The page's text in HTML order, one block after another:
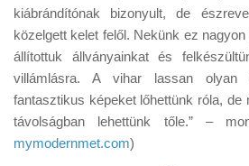
kiábrándítónak bizonyult, de
közelgett kelet felől. Nekünk ez
állítottuk állványainkat és
villámlásra. A vihar lassan olyan
fantasztikus képeket lőhettünk róla, de
távolságban lehettünk tőle.” –
mymodernmet.com)